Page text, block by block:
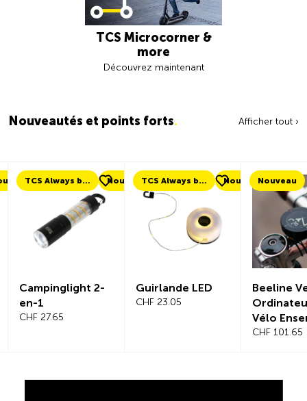
TCS Microcorner &
more
Découvrez maintenant
Nouveautés et points forts. Afficher tout ›
my side Nouveau TCS Always by my side Nouveau
Guirlande LED
Nouveau
Beeline Velo 2
Ordinateur de
CHF